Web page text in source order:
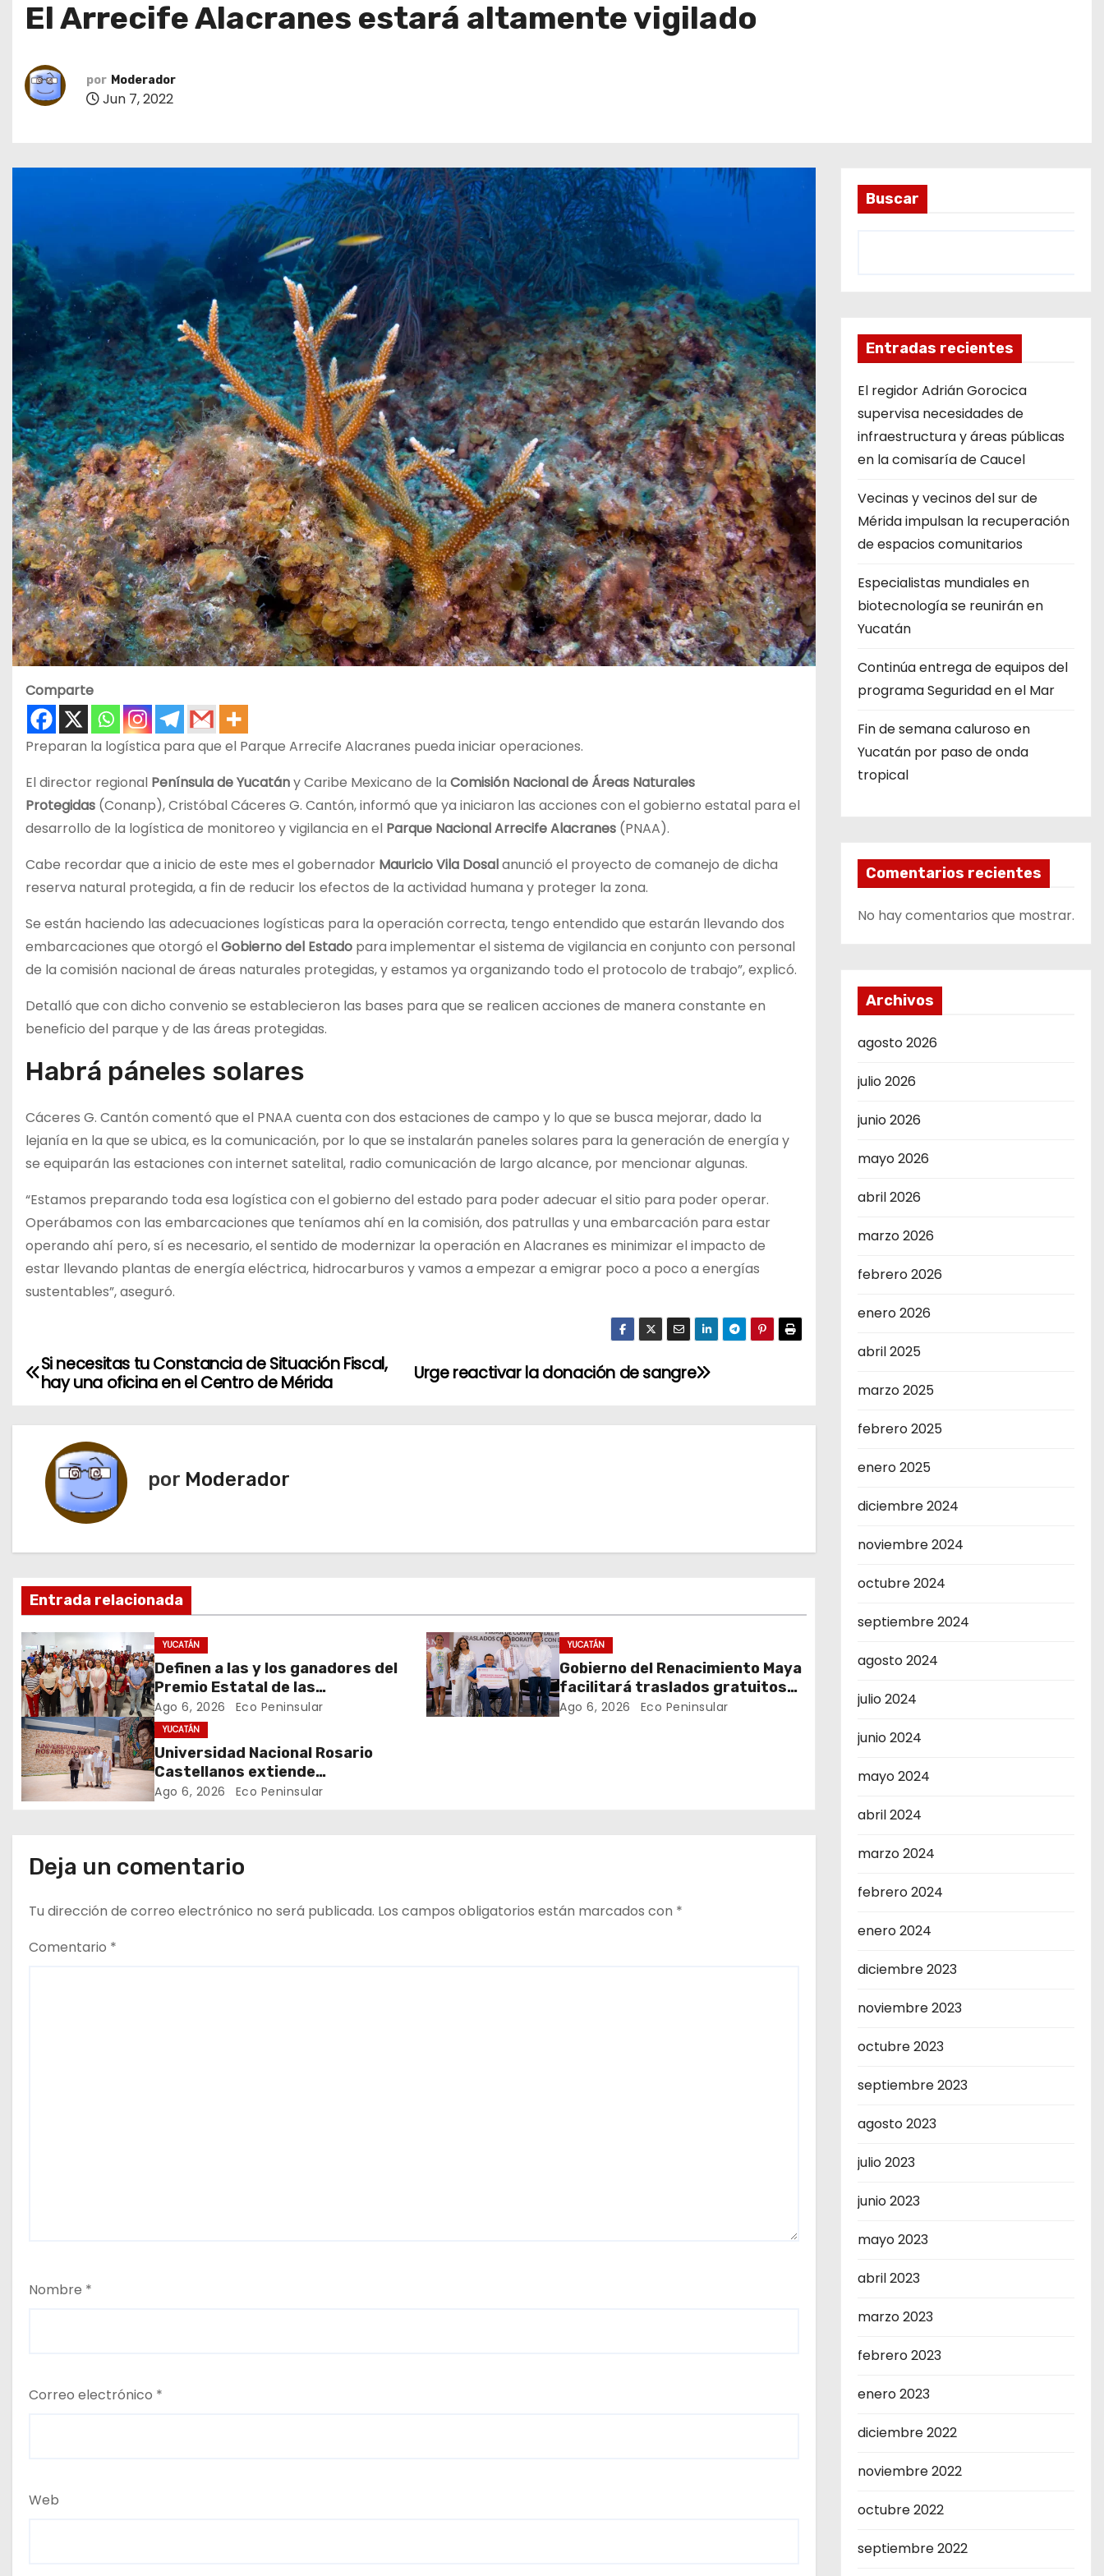
El Arrecife Alacranes estará altamente vigilado
por Moderador
Jun 7, 2022
Comparte
Preparan la logística para que el Parque Arrecife Alacranes pueda iniciar operaciones.
El director regional Península de Yucatány Caribe Mexicano de la Comisión Nacional de Áreas Naturales
Protegidas (Conanp), Cristóbal Cáceres G. Cantón, informó que ya iniciaron las acciones con el gobierno estatal para el
desarrollo de la logística de monitoreo y vigilancia en el Parque Nacional Arrecife Alacranes (PNAA).
Cabe recordar que a inicio de este mes el gobernador Mauricio Vila Dosalanunció el proyecto de comanejo de dicha
reserva natural protegida, a fin de reducir los efectos de la actividad humana y proteger la zona.
Se están haciendo las adecuaciones logísticas para la operación correcta, tengo entendido que estarán llevando dos
embarcaciones que otorgó elGobierno del Estado para implementar el sistema de vigilancia en conjunto con personal
de la comisión nacional de áreas naturales protegidas, y estamos ya organizando todo el protocolo de trabajo”, explicó.
Detalló que con dicho convenio se establecieron las bases para que se realicen acciones de manera constante en
beneficio del parque y de las áreas protegidas.
Habrá páneles solares
Cáceres G. Cantón comentó que el PNAA cuenta con dos estaciones de campo y lo que se busca mejorar, dado la
lejanía en la que se ubica, es la comunicación, por lo que se instalarán paneles solares para la generación de energía y
se equiparán las estaciones con internet satelital, radio comunicación de largo alcance, por mencionar algunas.
“Estamos preparando toda esa logística con el gobierno del estado para poder adecuar el sitio para poder operar.
Operábamos con las embarcaciones que teníamos ahí en la comisión, dos patrullas y una embarcación para estar
operando ahí pero, sí es necesario, el sentido de modernizar la operación en Alacranes es minimizar el impacto de
estar llevando plantas de energía eléctrica, hidrocarburos y vamos a empezar a emigrar poco a poco a energías
sustentables”, aseguró.
N
i
ó
n
d
e
e
t
a
d
Urge reactivar la donación de sangre
Si necesitas tu Constancia de Situación Fiscal,
hay una oficina en el Centro de Mérida
por Moderador
Entrada relacionada
YUCATÁN
Definen a las y los ganadores del
Premio Estatal de las
Juventudes 2026
Ago 6, 2026 Eco Peninsular
YUCATÁN
Gobierno del Renacimiento Maya
facilitará traslados gratuitos
para usuarias y usuarios del
Ago 6, 2026 Eco Peninsular
YUCATÁN
Universidad Nacional Rosario
Castellanos extiende
convocatoria de ingreso al 31 de
Ago 6, 2026 Eco Peninsular
Deja un comentario
Tu dirección de correo electrónico no será publicada. Los campos obligatorios están marcados con *
Comentario *
Nombre *
Correo electrónico *
Web
Buscar
Entradas recientes
El regidor Adrián Gorocica
supervisa necesidades de
infraestructura y áreas públicas
en la comisaría de Caucel
Vecinas y vecinos del sur de
Mérida impulsan la recuperación
de espacios comunitarios
Especialistas mundiales en
biotecnología se reunirán en
Yucatán
Continúa entrega de equipos del
programa Seguridad en el Mar
Fin de semana caluroso en
Yucatán por paso de onda
tropical
Comentarios recientes
No hay comentarios que mostrar.
Archivos
agosto 2026
julio 2026
junio 2026
mayo 2026
abril 2026
marzo 2026
febrero 2026
enero 2026
abril 2025
marzo 2025
febrero 2025
enero 2025
diciembre 2024
noviembre 2024
octubre 2024
septiembre 2024
agosto 2024
julio 2024
junio 2024
mayo 2024
abril 2024
marzo 2024
febrero 2024
enero 2024
diciembre 2023
noviembre 2023
octubre 2023
septiembre 2023
agosto 2023
julio 2023
junio 2023
mayo 2023
abril 2023
marzo 2023
febrero 2023
enero 2023
diciembre 2022
noviembre 2022
octubre 2022
septiembre 2022